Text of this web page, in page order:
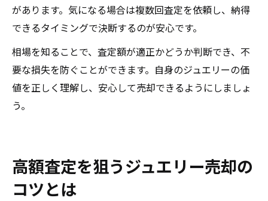
があります。気になる場合は複数回査定を依頼し、納得
できるタイミングで決断するのが安心です。
相場を知ることで、査定額が適正かどうか判断でき、不
要な損失を防ぐことができます。自身のジュエリーの価
値を正しく理解し、安心して売却できるようにしましょ
う。
高額査定を狙うジュエリー売却の
コツとは